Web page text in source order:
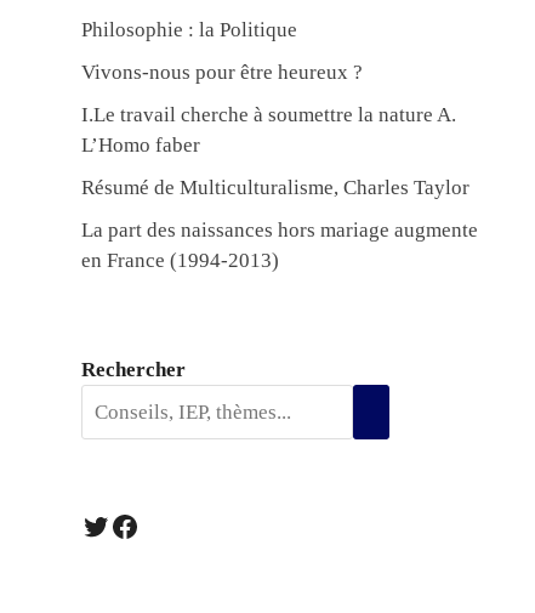
Philosophie : la Politique
Vivons-nous pour être heureux ?
I.Le travail cherche à soumettre la nature A.
L’Homo faber
Résumé de Multiculturalisme, Charles Taylor
La part des naissances hors mariage augmente
en France (1994-2013)
Rechercher
Twitter
Facebook